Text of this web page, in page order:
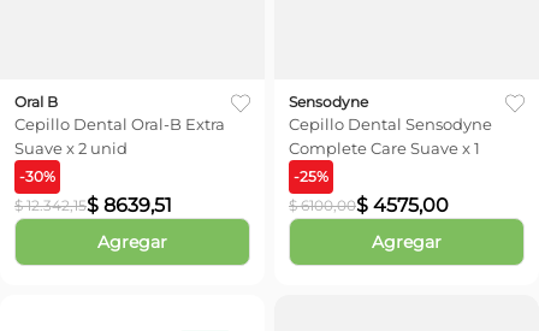
Oral B
Cepillo Dental Oral-B Extra
Suave x 2 unid
-30%
$ 12.342,15$ 8639,51
Agregar
Sensodyne
Cepillo Dental Sensodyne
Complete Care Suave x 1
-25%
$ 6100,00$ 4575,00
Agregar